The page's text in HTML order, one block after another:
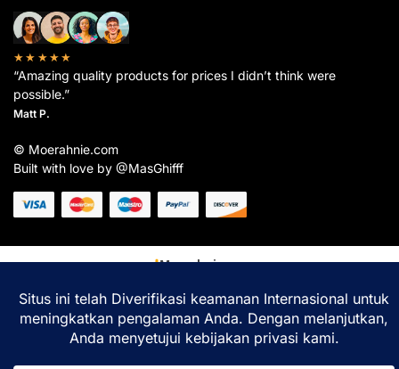
★★★★★
“Amazing quality products for prices I didn’t think were
possible.”
Matt P.
© Moerahnie.com
Built with love by @MasGhifff
Moerahnie.com
pengalaman belanja terbaik Anda.